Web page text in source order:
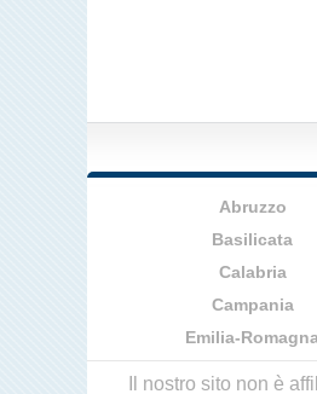
Abruzzo
Basilicata
Calabria
Campania
Emilia-Romagna
Il nostro sito non è